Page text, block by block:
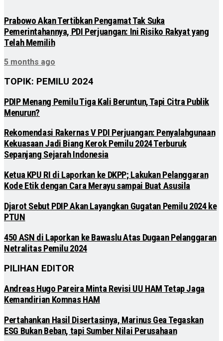
Prabowo Akan Tertibkan Pengamat Tak Suka
Pemerintahannya, PDI Perjuangan: Ini Risiko Rakyat yang
Telah Memilih
5 months ago
TOPIK: PEMILU 2024
PDIP Menang Pemilu Tiga Kali Beruntun, Tapi Citra Publik
Menurun?
Rekomendasi Rakernas V PDI Perjuangan: Penyalahgunaan
Kekuasaan Jadi Biang Kerok Pemilu 2024 Terburuk
Sepanjang Sejarah Indonesia
Ketua KPU RI di Laporkan ke DKPP; Lakukan Pelanggaran
Kode Etik dengan Cara Merayu sampai Buat Asusila
Djarot Sebut PDIP Akan Layangkan Gugatan Pemilu 2024 ke
PTUN
450 ASN di Laporkan ke Bawaslu Atas Dugaan Pelanggaran
Netralitas Pemilu 2024
PILIHAN EDITOR
Andreas Hugo Pareira Minta Revisi UU HAM Tetap Jaga
Kemandirian Komnas HAM
Pertahankan Hasil Disertasinya, Marinus Gea Tegaskan
ESG Bukan Beban, tapi Sumber Nilai Perusahaan